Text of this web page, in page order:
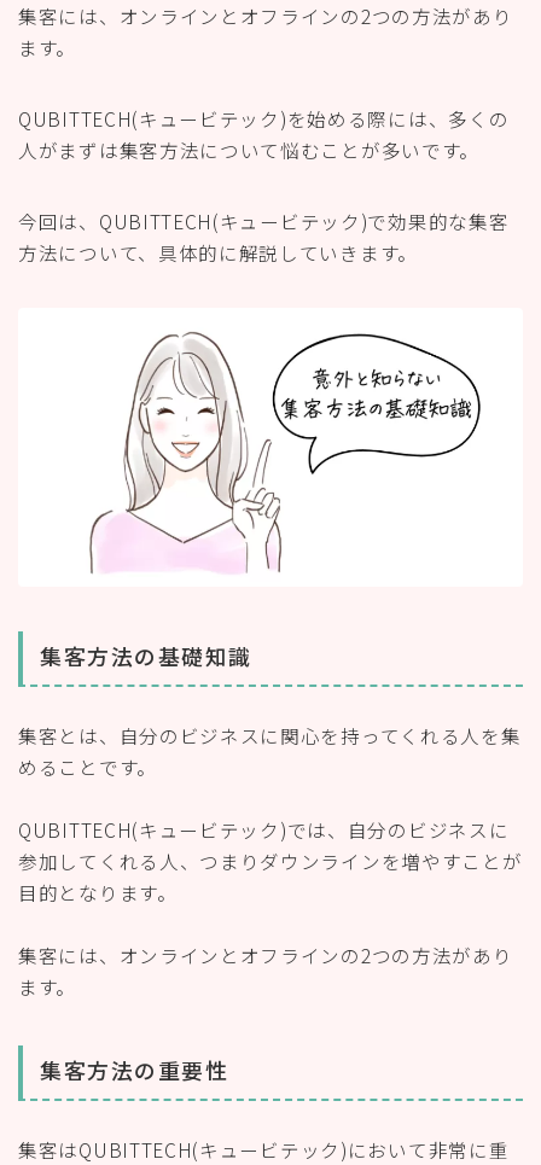
集客には、オンラインとオフラインの2つの方法があり
ます。
QUBITTECH(キュービテック)を始める際には、多くの
人がまずは集客方法について悩むことが多いです。
今回は、QUBITTECH(キュービテック)で効果的な集客
方法について、具体的に解説していきます。
集客方法の基礎知識
集客とは、自分のビジネスに関心を持ってくれる人を集
めることです。
QUBITTECH(キュービテック)では、自分のビジネスに
参加してくれる人、つまりダウンラインを増やすことが
目的となります。
集客には、オンラインとオフラインの2つの方法があり
ます。
集客方法の重要性
集客はQUBITTECH(キュービテック)において非常に重